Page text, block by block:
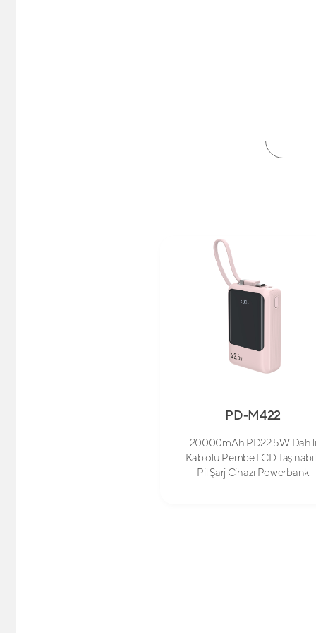
PD-M422
20000mAh PD22.5W Dahili
Kablolu Pembe LCD
Pil Şarj Cihazı Powerbank